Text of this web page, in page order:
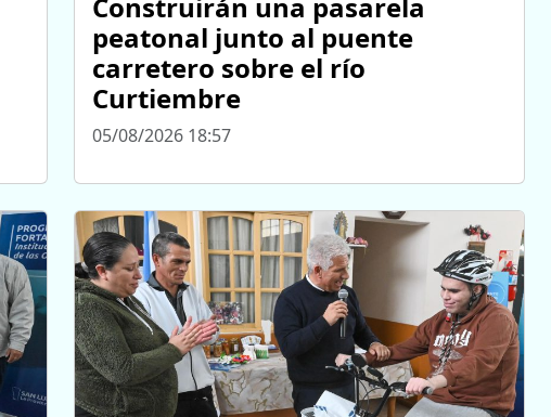
peatonal junto al puente
carretero sobre el río
Curtiembre
05/08/2026 18:57